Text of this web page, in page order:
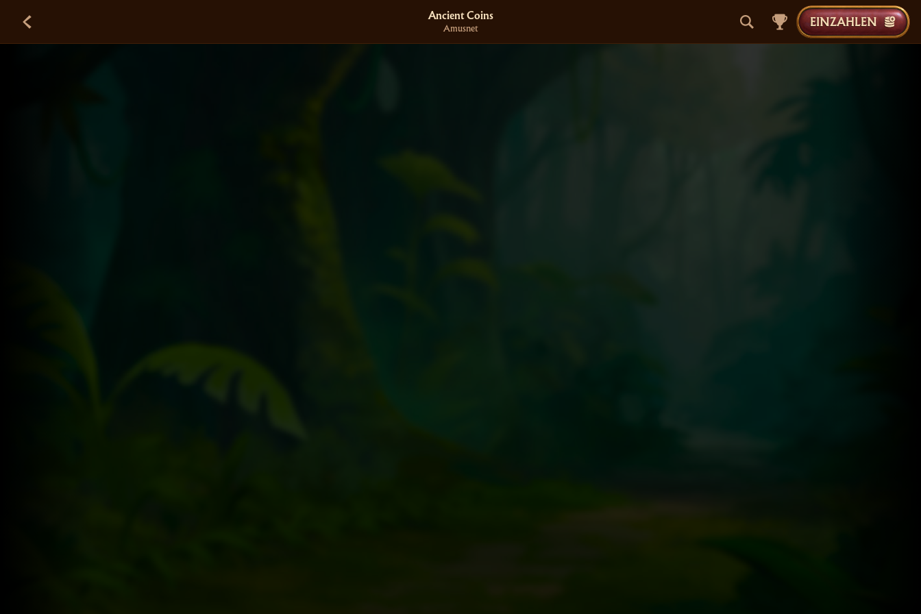
Ancient Coins
Amusnet EINZAHLEN